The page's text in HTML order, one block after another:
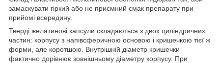
замаскувати гіркий або не приємний смак препарату при
прийомі всередину.
Тверді желатинові капсули складаються з двох циліндричних
частин: корпусу з напівсферичною основою і кришечкою тієї ж
форми, але коротшою. Внутрішній діаметр кришечки
фактично дорівнює зовнішньому діаметру корпусу. При